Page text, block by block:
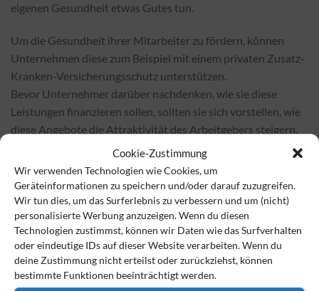
Cookie-Zustimmung
Wir verwenden Technologien wie Cookies, um
Geräteinformationen zu speichern und/oder darauf zuzugreifen.
Wir tun dies, um das Surferlebnis zu verbessern und um (nicht)
personalisierte Werbung anzuzeigen. Wenn du diesen
Technologien zustimmst, können wir Daten wie das Surfverhalten
oder eindeutige IDs auf dieser Website verarbeiten. Wenn du
deine Zustimmung nicht erteilst oder zurückziehst, können
bestimmte Funktionen beeinträchtigt werden.
eigenen Gesundheit etwas Gutes tun.
Um die Gesundheit ihrer Mitarbeiter zu fördern, können
Unternehmen diese zum Beispiel mit einem privaten Zusatz-
Kranken-Versicherungsschutz unterstützen.
Bevor Unternehmer darüber nachdenken, wie sie diese
Leistungen finanzieren sollen, sollten sie sich vorstellen, wie
diese Angebote die Attraktivität des Arbeitgebers steigern.
Nicht umsonst sind die Großkonzerne hochattraktive
Arbeitgeber, denn sie können sich durch solche
Steuerkonzepte seit über 180 viel leichter attraktive
Großzügigkeiten gegenüber ihren Mitarbeitern leisten.
Dabei sind es sind eine Reihe von gesetzlichen Grundlagen,
die geschickt miteinander kombiniert, all diese Lösungen
generieren, aufgrund derer die Konzerne diese Attraktivität